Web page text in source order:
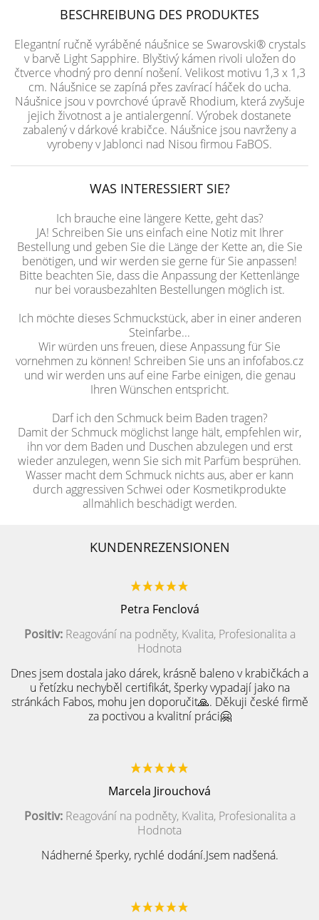
BESCHREIBUNG DES PRODUKTES
Elegantní ručně vyráběné náušnice se Swarovski® crystals
v barvě Light Sapphire. Blyštivý kámen rivoli uložen do
čtverce vhodný pro denní nošení. Velikost motivu 1,3 x 1,3
cm. Náušnice se zapíná přes zavírací háček do ucha.
Náušnice jsou v povrchové úpravě Rhodium, která zvyšuje
jejich životnost a je antialergenní. Výrobek dostanete
zabalený v dárkové krabičce. Náušnice jsou navrženy a
vyrobeny v Jablonci nad Nisou firmou FaBOS.
WAS INTERESSIERT SIE?
Ich brauche eine längere Kette, geht das?
JA! Schreiben Sie uns einfach eine Notiz mit Ihrer
Bestellung und geben Sie die Länge der Kette an, die Sie
benötigen, und wir werden sie gerne für Sie anpassen!
Bitte beachten Sie, dass die Anpassung der Kettenlänge
nur bei vorausbezahlten Bestellungen möglich ist.
Ich möchte dieses Schmuckstück, aber in einer anderen
Steinfarbe...
Wir würden uns freuen, diese Anpassung für Sie
vornehmen zu können! Schreiben Sie uns an infofabos.cz
und wir werden uns auf eine Farbe einigen, die genau
Ihren Wünschen entspricht.
Darf ich den Schmuck beim Baden tragen?
Damit der Schmuck möglichst lange hält, empfehlen wir,
ihn vor dem Baden und Duschen abzulegen und erst
wieder anzulegen, wenn Sie sich mit Parfüm besprühen.
Wasser macht dem Schmuck nichts aus, aber er kann
durch aggressiven Schwei oder Kosmetikprodukte
allmählich beschädigt werden.
KUNDENREZENSIONEN
Petra Fenclová
Positiv:Reagování na podněty, Kvalita, Profesionalita a
Hodnota
Dnes jsem dostala jako dárek, krásně baleno v krabičkách a
u řetízku nechyběl certifikát, šperky vypadají jako na
stránkách Fabos, mohu jen doporučit🙏. Děkuji české firmě
za poctivou a kvalitní práci🤗
Marcela Jirouchová
Positiv:Reagování na podněty, Kvalita, Profesionalita a
Hodnota
Nádherné šperky, rychlé dodání.Jsem nadšená.